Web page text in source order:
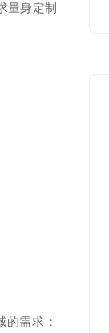
量身定制
需求：